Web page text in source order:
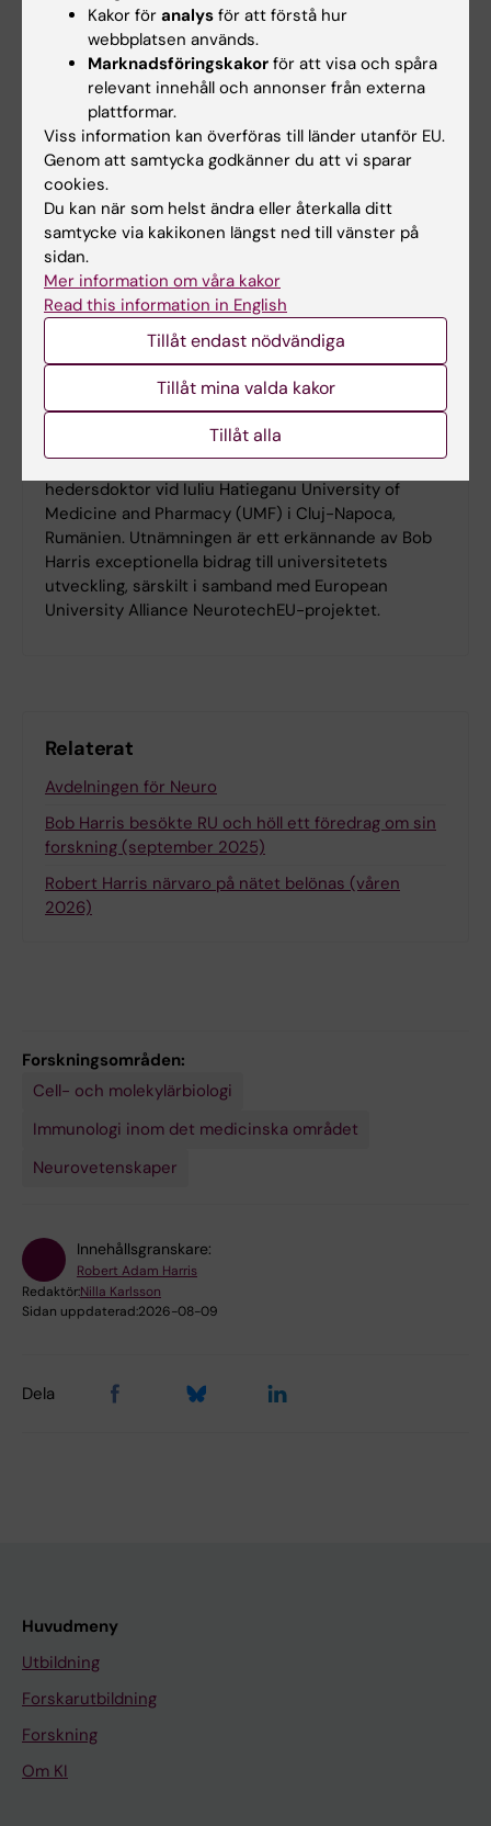
Professor Robert Harris utsedd till
Professor Robert A. Harris har utsetts till
hedersdoktor vid Iuliu Hatieganu University of
Medicine and Pharmacy (UMF) i Cluj-Napoca,
Rumänien. Utnämningen är ett erkännande av Bob
Harris exceptionella bidrag till universitetets
utveckling, särskilt i samband med European
University Alliance NeurotechEU-projektet.
Relaterat
Avdelningen för Neuro
Bob Harris besökte RU och höll ett föredrag om sin
forskning (september 2025)
Robert Harris närvaro på nätet belönas (våren
2026)
Forskningsområden:
Cell- och molekylärbiologi
Immunologi inom det medicinska området
Neurovetenskaper
Innehållsgranskare:
Robert Adam Harris
Redaktör:Nilla Karlsson
Sidan uppdaterad:2026-08-09
Dela
Huvudmeny
Utbildning
Forskarutbildning
Forskning
Om KI
Kakor för analys för att förstå hur
webbplatsen används.
Marknadsföringskakor för att visa och spåra
relevant innehåll och annonser från externa
plattformar.
Viss information kan överföras till länder utanför EU.
Genom att samtycka godkänner du att vi sparar
cookies.
Du kan när som helst ändra eller återkalla ditt
samtycke via kakikonen längst ned till vänster på
sidan.
Mer information om våra kakor
Read this information in English
Tillåt endast nödvändiga
Tillåt mina valda kakor
Tillåt alla